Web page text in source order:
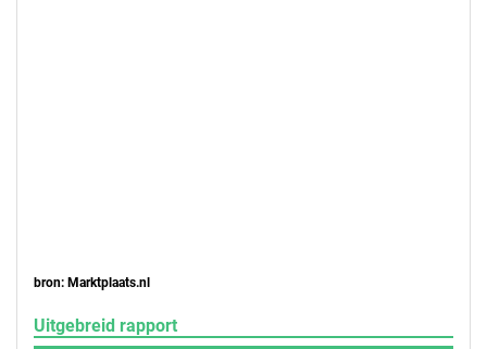
bron: Marktplaats.nl
Uitgebreid rapport